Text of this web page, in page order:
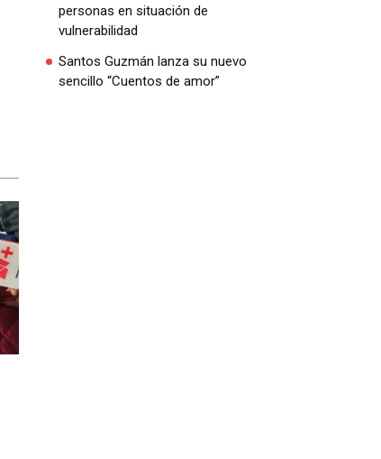
personas en situación de
vulnerabilidad
Santos Guzmán lanza su nuevo
sencillo “Cuentos de amor”